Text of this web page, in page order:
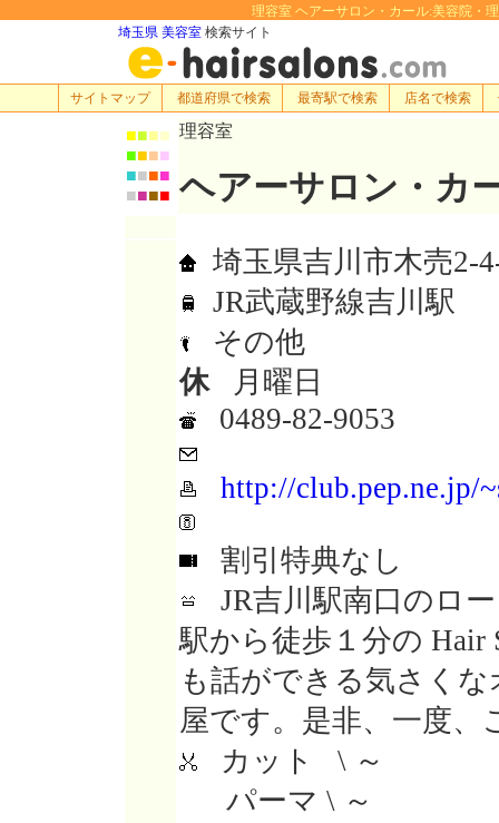
理容室 ヘアーサロン・カール:美容院・
埼玉県 美容室 検索サイト
サイトマップ 都道府県で検索 最寄駅で検索 店名で検索
■■■■
■■■■
■■■■
■■■■
理容室
ヘアーサロン・カ
埼玉県吉川市木売2-
JR武蔵野線吉川駅
その他
休月曜日
0489-82-9053
http://club.pep.ne.jp/
割引特典なし
JR吉川駅南口のロ
駅から徒歩１分の Hair
も話ができる気さく
屋です。是非、一度、
カット \ ～
パーマ \ ～